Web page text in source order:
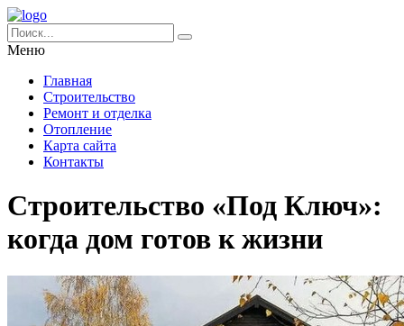
Меню
Главная
Строительство
Ремонт и отделка
Отопление
Карта сайта
Контакты
Строительство «Под Ключ»:
когда дом готов к жизни